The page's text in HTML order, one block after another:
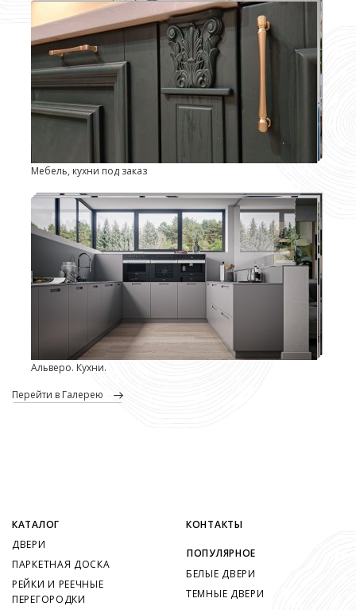
Мебель, кухни под заказ
Альверо. Кухни.
перейти в Галерею
КАТАЛОГ
ДВЕРИ
ПАРКЕТНАЯ ДОСКА
РЕЙКИ И РЕЕЧНЫЕ
ПЕРЕГОРОДКИ
КОНТАКТЫ
ПОПУЛЯРНОЕ
БЕЛЫЕ ДВЕРИ
ТЕМНЫЕ ДВЕРИ